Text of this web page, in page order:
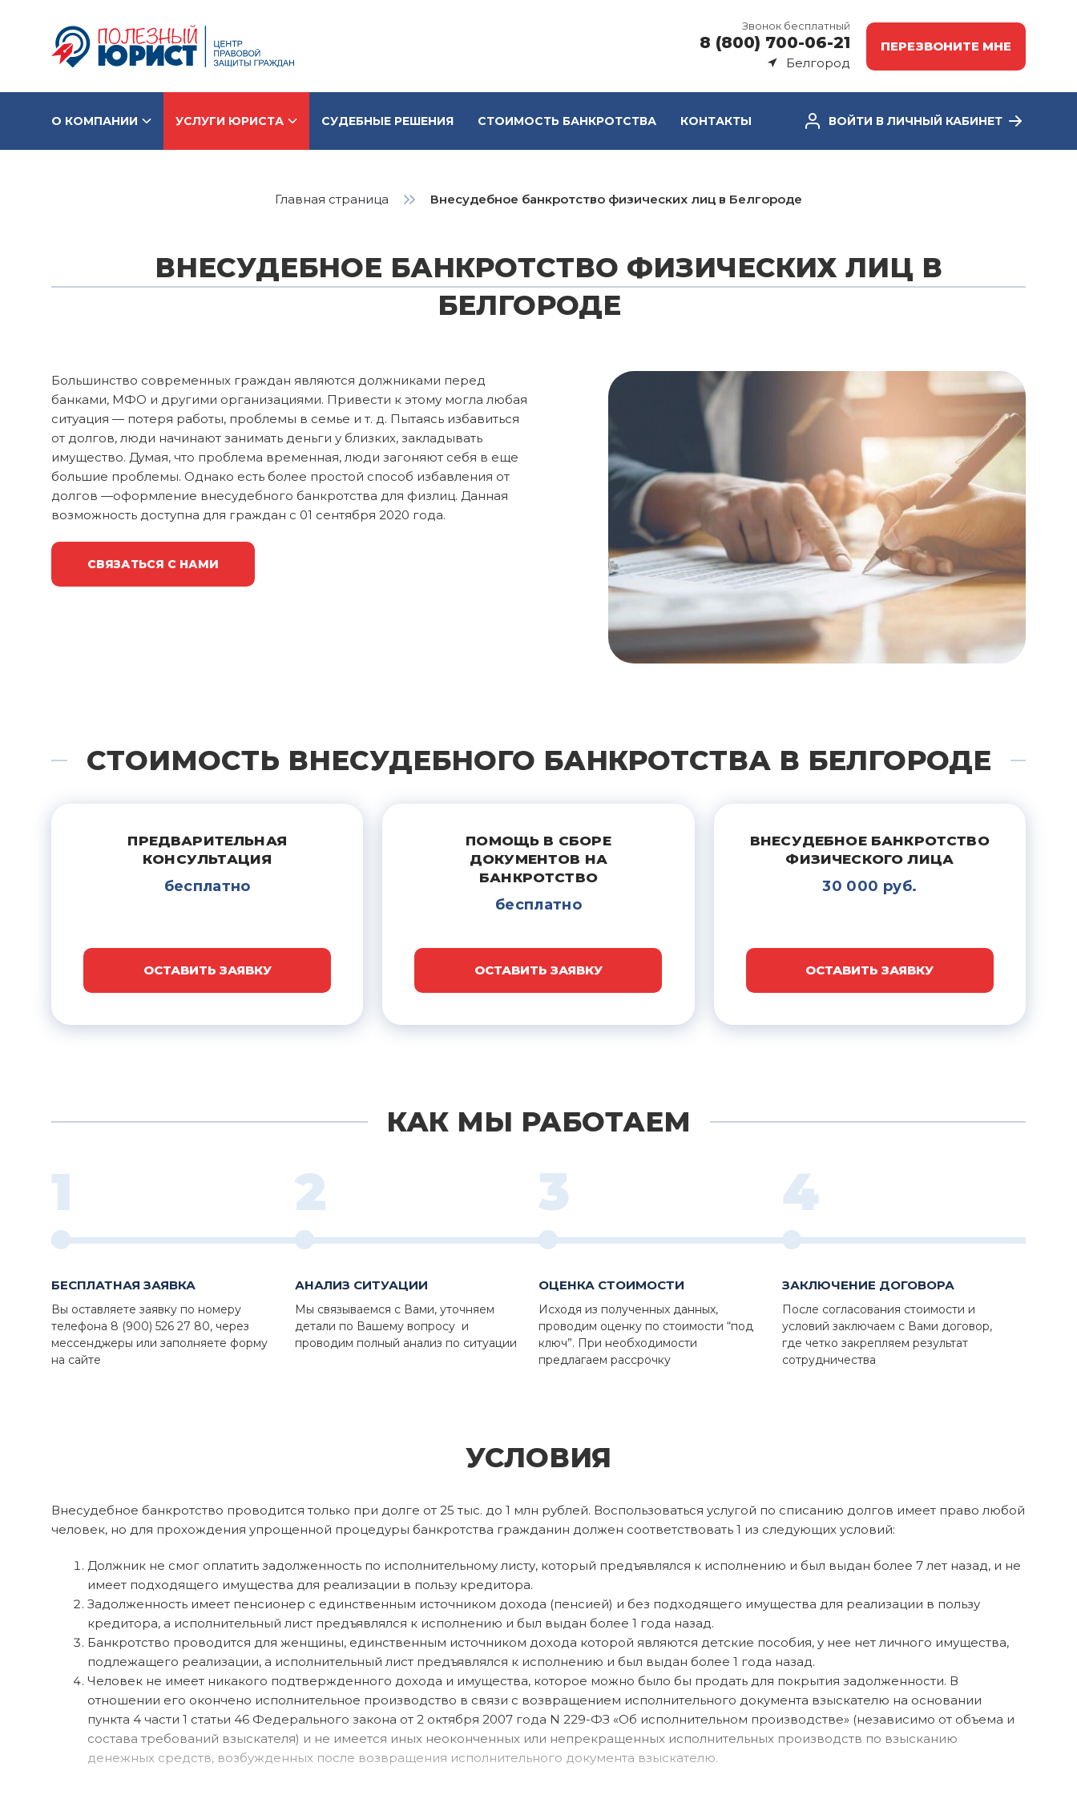
Звонок бесплатный
8 (800) 700-06-21
Белгород
ПЕРЕЗВОНИТЕ МНЕ
О КОМПАНИИ УСЛУГИ ЮРИСТА СУДЕБНЫЕ РЕШЕНИЯ СТОИМОСТЬ БАНКРОТСТВА КОНТАКТЫ ВОЙТИ В ЛИЧНЫЙ КАБИНЕТ
Главная страница Внесудебное банкротство физических лиц в Белгороде
ВНЕСУДЕБНОЕ БАНКРОТСТВО ФИЗИЧЕСКИХ ЛИЦ В
БЕЛГОРОДЕ
Большинство современных граждан являются должниками перед
банками, МФО и другими организациями. Привести к этому могла любая
ситуация — потеря работы, проблемы в семье и т. д. Пытаясь избавиться
от долгов, люди начинают занимать деньги у близких, закладывать
имущество. Думая, что проблема временная, люди загоняют себя в еще
большие проблемы. Однако есть более простой способ избавления от
долгов —оформление внесудебного банкротства для физлиц. Данная
возможность доступна для граждан с 01 сентября 2020 года.
СВЯЗАТЬСЯ С НАМИ
СТОИМОСТЬ ВНЕСУДЕБНОГО БАНКРОТСТВА В БЕЛГОРОДЕ
ПРЕДВАРИТЕЛЬНАЯ
КОНСУЛЬТАЦИЯ
бесплатно
ОСТАВИТЬ ЗАЯВКУ
ПОМОЩЬ В СБОРЕ
ДОКУМЕНТОВ НА
БАНКРОТСТВО
бесплатно
ОСТАВИТЬ ЗАЯВКУ
ВНЕСУДЕБНОЕ БАНКРОТСТВО
ФИЗИЧЕСКОГО ЛИЦА
30 000 руб.
ОСТАВИТЬ ЗАЯВКУ
КАК МЫ РАБОТАЕМ
1
БЕСПЛАТНАЯ ЗАЯВКА
Вы оставляете заявку по номеру
телефона 8 (900) 526 27 80, через
мессенджеры или заполняете форму
на сайте
2
АНАЛИЗ СИТУАЦИИ
Мы связываемся с Вами, уточняем
детали по Вашему вопросу и
проводим полный анализ по ситуации
3
ОЦЕНКА СТОИМОСТИ
Исходя из полученных данных,
проводим оценку по стоимости “под
ключ”. При необходимости
предлагаем рассрочку
4
ЗАКЛЮЧЕНИЕ ДОГОВОРА
После согласования стоимости и
условий заключаем с Вами договор,
где четко закрепляем результат
сотрудничества
УСЛОВИЯ
Внесудебное банкротство проводится только при долге от 25 тыс. до 1 млн рублей. Воспользоваться услугой по списанию долгов имеет право любой
человек, но для прохождения упрощенной процедуры банкротства гражданин должен соответствовать 1 из следующих условий:
Должник не смог оплатить задолженность по исполнительному листу, который предъявлялся к исполнению и был выдан более 7 лет назад, и не
имеет подходящего имущества для реализации в пользу кредитора.
Задолженность имеет пенсионер с единственным источником дохода (пенсией) и без подходящего имущества для реализации в пользу
кредитора, а исполнительный лист предъявлялся к исполнению и был выдан более 1 года назад.
Банкротство проводится для женщины, единственным источником дохода которой являются детские пособия, у нее нет личного имущества,
подлежащего реализации, а исполнительный лист предъявлялся к исполнению и был выдан более 1 года назад.
Человек не имеет никакого подтвержденного дохода и имущества, которое можно было бы продать для покрытия задолженности. В
отношении его окончено исполнительное производство в связи с возвращением исполнительного документа взыскателю на основании
пункта 4 части 1 статьи 46 Федерального закона от 2 октября 2007 года N 229-ФЗ «Об исполнительном производстве» (независимо от объема и
состава требований взыскателя) и не имеется иных неоконченных или непрекращенных исполнительных производств по взысканию
денежных средств, возбужденных после возвращения исполнительного документа взыскателю.